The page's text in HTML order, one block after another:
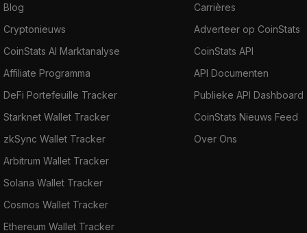
Blog
Cryptonieuws
CoinStats AI Marktanalyse
Affiliate Programma
DeFi Portefeuille Tracker
Starknet Wallet Tracker
zkSync Wallet Tracker
Arbitrum Wallet Tracker
Solana Wallet Tracker
Cosmos Wallet Tracker
Ethereum Wallet Tracker
Carrières
Adverteer op CoinStats
CoinStats API
API Documenten
Publieke API Dashboard
CoinStats Nieuws Feed
Over Ons